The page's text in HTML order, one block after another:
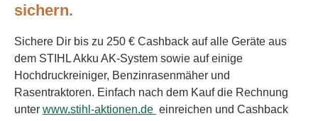
sichern.
Sichere Dir bis zu 250 € Cashback auf alle Geräte aus
dem STIHL Akku AK-System sowie auf einige
Hochdruckreiniger, Benzinrasenmäher und
Rasentraktoren. Einfach nach dem Kauf die Rechnung
unter www.stihl-aktionen.de einreichen und Cashback